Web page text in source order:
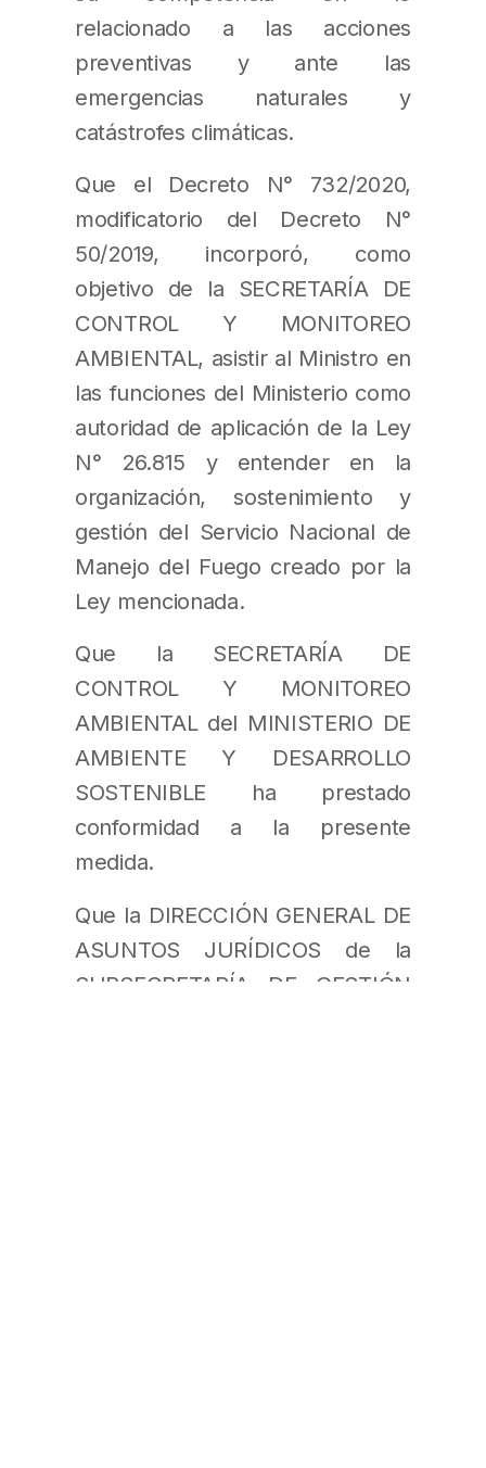
relacionado a las acciones
preventivas y ante las
emergencias naturales y
catástrofes climáticas.
Que el Decreto N° 732/2020,
modificatorio del Decreto N°
50/2019, incorporó, como
objetivo de la SECRETARÍA DE
CONTROL Y MONITOREO
AMBIENTAL, asistir al Ministro en
las funciones del Ministerio como
autoridad de aplicación de la Ley
N° 26.815 y entender en la
organización, sostenimiento y
gestión del Servicio Nacional de
Manejo del Fuego creado por la
Ley mencionada.
Que la SECRETARÍA DE
CONTROL Y MONITOREO
AMBIENTAL del MINISTERIO DE
AMBIENTE Y DESARROLLO
SOSTENIBLE ha prestado
conformidad a la presente
medida.
Que la DIRECCIÓN GENERAL DE
ASUNTOS JURÍDICOS de la
SUBSECRETARÍA DE GESTIÓN